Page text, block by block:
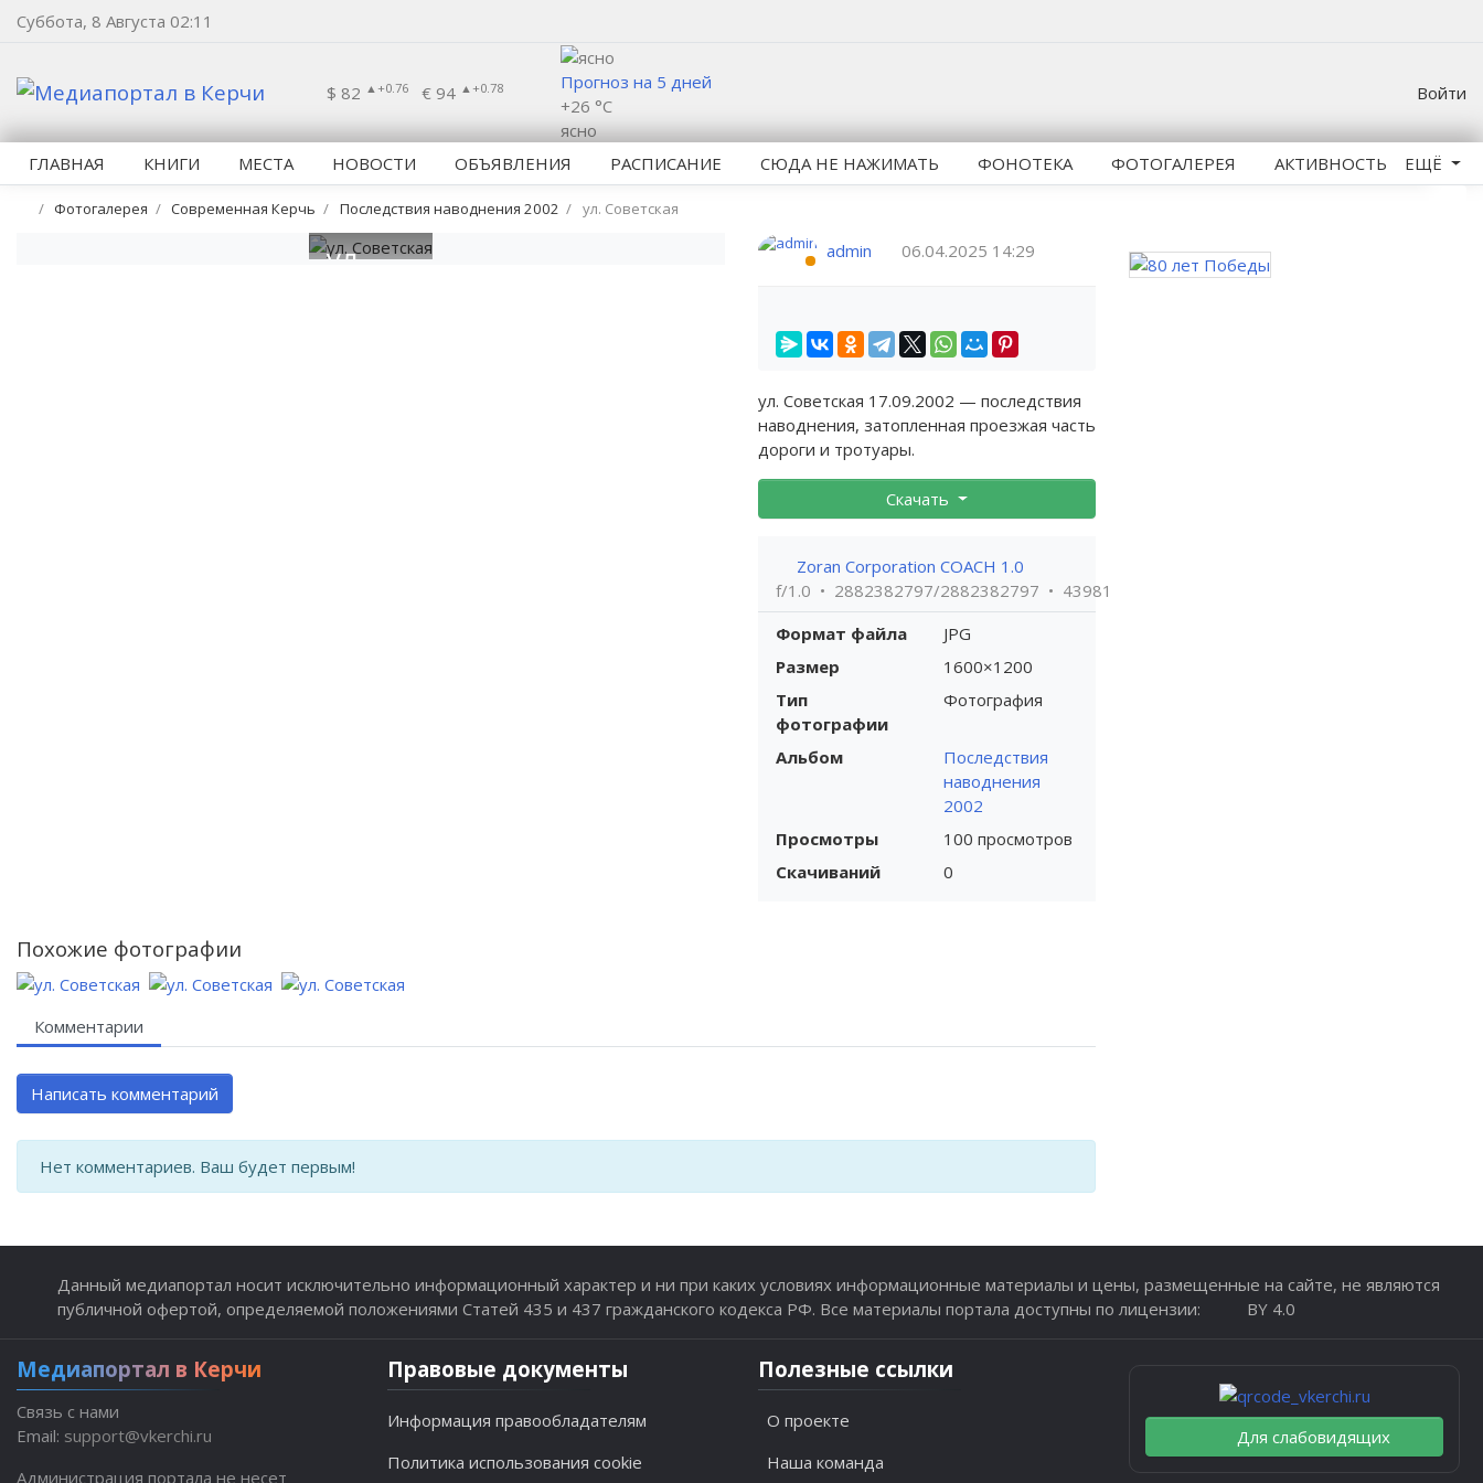
Суббота, 8 Августа 02:11
$ 82 ▲+0.76 € 94 ▲+0.78
Прогноз на 5 дней
+26 °C
ясно
Войти
ГЛАВНАЯ КНИГИ МЕСТА НОВОСТИ ОБЪЯВЛЕНИЯ РАСПИСАНИЕ СЮДА НЕ НАЖИМАТЬ ФОНОТЕКА ФОТОГАЛЕРЕЯ АКТИВНОСТЬ ЕЩЁ
Фотогалерея Современная Керчь Последствия наводнения 2002 ул. Советская
ул.
admin 06.04.2025 14:29
ул. Советская 17.09.2002 — последствия
наводнения, затопленная проезжая часть
дороги и тротуары.
Скачать
Zoran Corporation COACH 1.0
f/1.0
2882382797/2882382797
43981
Формат файла
JPG
Размер
1600×1200
Тип
фотографии
Фотография
Альбом
Последствия
наводнения
2002
Просмотры
100 просмотров
Скачиваний
0
Похожие фотографии
Комментарии
Написать комментарий
Нет комментариев. Ваш будет первым!
Данный медиапортал носит исключительно информационный характер и ни при каких условиях информационные материалы и цены, размещенные на сайте, не являются
публичной офертой, определяемой положениями Статей 435 и 437 гражданского кодекса РФ. Все материалы портала доступны по лицензии:
BY 4.0
Медиапортал в Керчи
Связь с нами
Email: support@vkerchi.ru
Администрация портала не несет
Правовые документы
Информация правообладателям
Политика использования cookie
Полезные ссылки
О проекте
Наша команда
Для слабовидящих